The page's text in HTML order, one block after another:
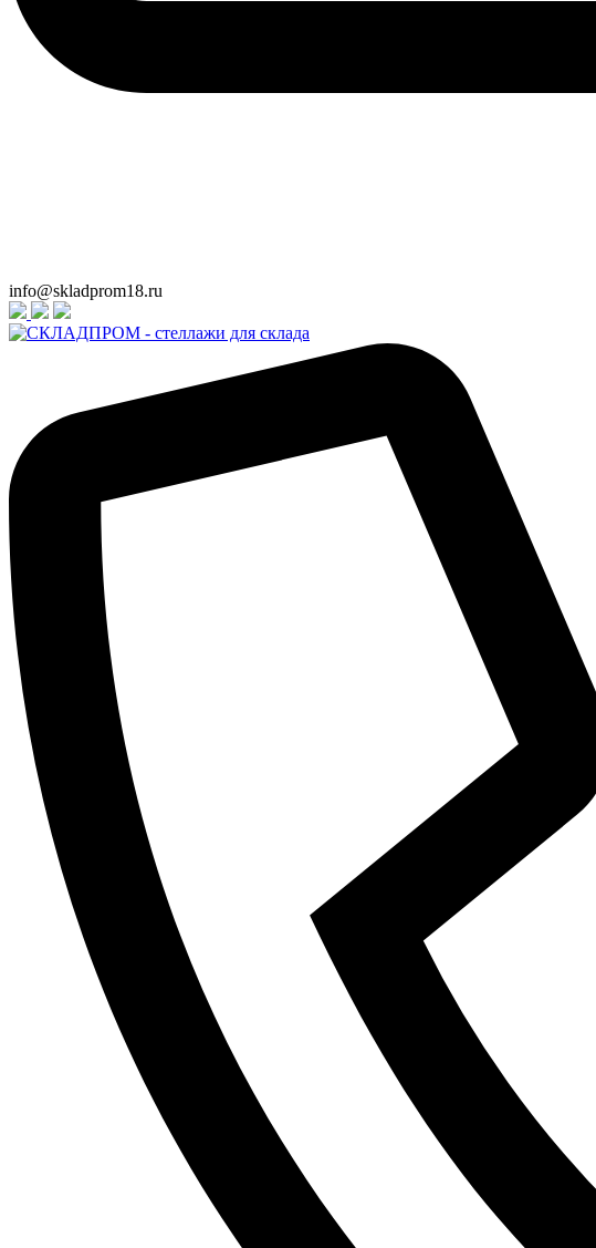
info@skladprom18.ru